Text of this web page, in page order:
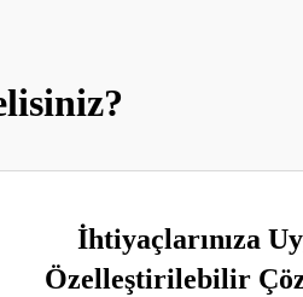
İhtiyaçlarınıza
Özelleştirilebilir